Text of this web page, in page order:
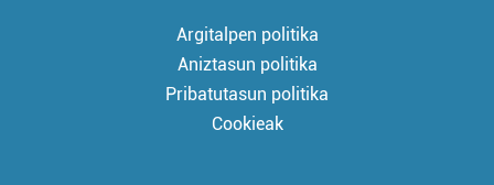
Argitalpen politika
Aniztasun politika
Pribatutasun politika
Cookieak